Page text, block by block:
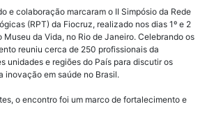
e colaboração marcaram o II Simpósio da Rede
(RPT) da Fiocruz, realizado nos dias 1º e 2
Museu da Vida, no Rio de Janeiro. Celebrando os
reuniu cerca de 250 profissionais da
unidades e regiões do País para discutir os
inovação em saúde no Brasil.
o encontro foi um marco de fortalecimento e